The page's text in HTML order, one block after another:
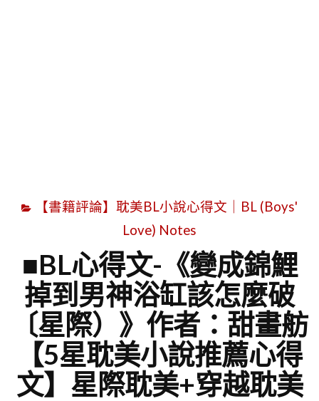
【書籍評論】耽美BL小說心得文｜BL (Boys'
Love) Notes
■BL心得文-《變成錦鯉
掉到男神浴缸該怎麼破
〔星際）》作者：甜畫舫
【5星耽美小說推薦心得
文】星際耽美+穿越耽美